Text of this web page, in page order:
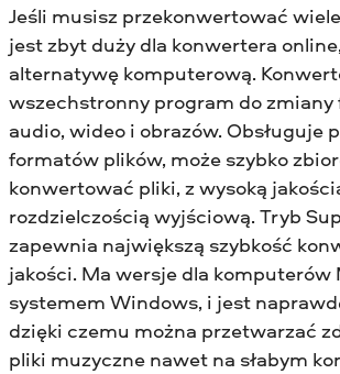
Jeśli musisz przekonwertować
jest zbyt duży dla konwertera
alternatywę komputerową.
wszechstronny program do
audio, wideo i obrazów. Obsługuje
formatów plików, może szybko
konwertować pliki, z wysoką
rozdzielczością wyjściową. Tryb
zapewnia największą szybkość
jakości. Ma wersje dla komputerów
systemem Windows, i jest
dzięki czemu można przetwarzać
pliki muzyczne nawet na słabym